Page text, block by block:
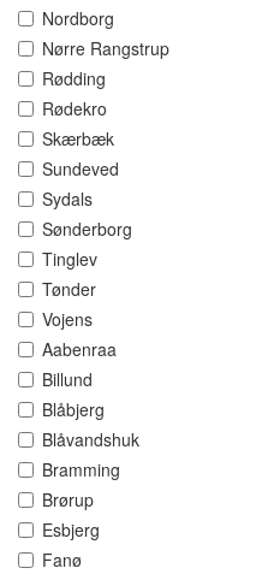
Nordborg
Nørre Rangstrup
Rødding
Rødekro
Skærbæk
Sundeved
Sydals
Sønderborg
Tinglev
Tønder
Vojens
Aabenraa
Billund
Blåbjerg
Blåvandshuk
Bramming
Brørup
Esbjerg
Fanø